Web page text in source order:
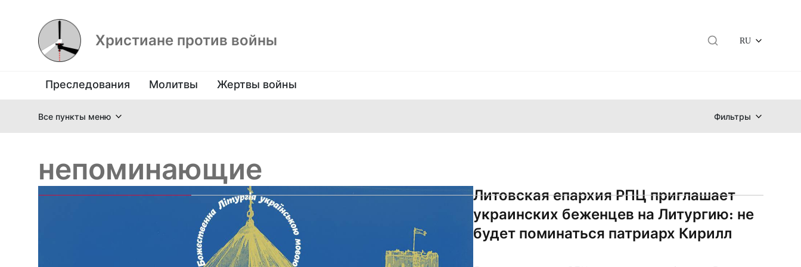
Христиане против войны RU
Преследования Молитвы Жертвы войны
Все пункты меню Фильтры
непоминающие
Литовская епархия РПЦ приглашает
украинских беженцев на Литургию: не
будет поминаться патриарх Кирилл